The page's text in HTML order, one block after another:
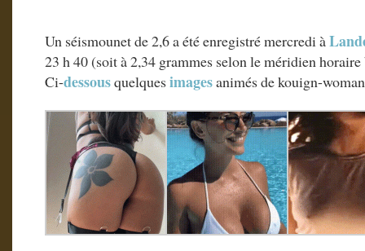
Un séismounet de 2,6 a été enregistré mercredi à
23 h 40 (soit à 2,34 grammes selon le méridien
Ci-dessousquelquesimagesanimés de kouign-